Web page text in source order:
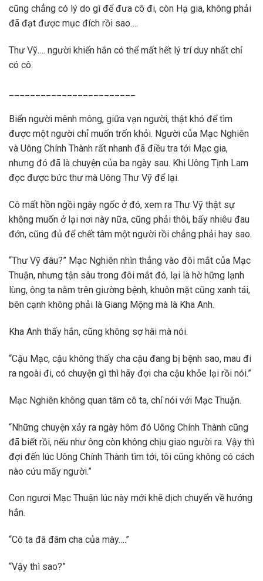
cũng chẳng có lý do gì để đưa cô đi, còn Hạ gia, không phải
đã đạt được mục đích rồi sao….
Thư Vỹ…. người khiến hắn có thể mất hết lý trí duy nhất chỉ
có cô.
Biển người mênh mông, giữa vạn người, thật khó để tìm
được một người chỉ muốn trốn khỏi. Người của Mạc Nghiên
và Uông Chính Thành rất nhanh đã điều tra tới Mạc gia,
nhưng đó đã là chuyện của ba ngày sau. Khi Uông Tịnh Lam
đọc được bức thư mà Uông Thư Vỹ để lại.
Cô mất hồn ngồi ngây ngốc ở đó, xem ra Thư Vỹ thật sự
không muốn ở lại nơi này nữa, cũng phải thôi, bấy nhiêu đau
đớn, cũng đủ để chết tâm một người rồi chẳng phải hay sao.
“Thư Vỹ đâu?” Mạc Nghiên nhìn thẳng vào đôi mắt của Mạc
Thuận, nhưng tận sâu trong đôi mắt đó, lại là hờ hững lạnh
lùng, ông ta nằm trên giường bệnh, khuôn mặt cũng xanh tái,
bên cạnh không phải là Giang Mộng mà là Kha Anh.
Kha Anh thấy hắn, cũng không sợ hãi mà nói.
“Cậu Mạc, cậu không thấy cha cậu đang bị bệnh sao, mau đi
ra ngoài đi, có chuyện gì thì hãy đợi cha cậu khỏe lại rồi nói.”
Mạc Nghiên không quan tâm cô ta, chỉ nói với Mạc Thuận.
“Những chuyện xảy ra ngày hôm đó Uông Chính Thành cũng
đã biết rồi, nếu như ông còn không chịu giao người ra. Vậy thì
đợi đến lúc Uông Chính Thành tìm tới, tôi cũng không có cách
nào cứu mấy người.”
Con ngươi Mạc Thuận lúc này mới khẽ dịch chuyển về hướng
hắn.
“Cô ta đã đâm cha của mày….”
“Vậy thì sao?”